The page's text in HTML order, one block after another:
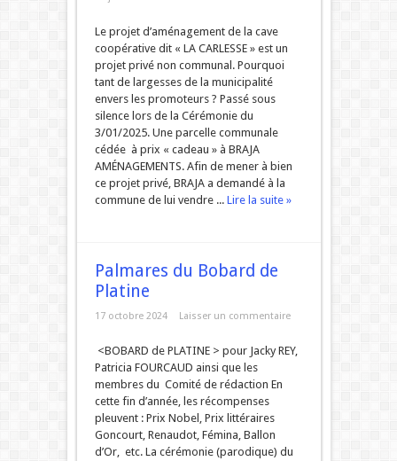
Le projet d’aménagement de la cave
coopérative dit « LA CARLESSE » est un
projet privé non communal. Pourquoi
tant de largesses de la municipalité
envers les promoteurs ? Passé sous
silence lors de la Cérémonie du
3/01/2025. Une parcelle communale
cédée à prix « cadeau » à BRAJA
AMÉNAGEMENTS. Afin de mener à bien
ce projet privé, BRAJA a demandé à la
commune de lui vendre ... Lire la suite »
Palmares du Bobard de
Platine
17 octobre 2024 Laisser un commentaire
<BOBARD de PLATINE > pour Jacky REY,
Patricia FOURCAUD ainsi que les
membres du Comité de rédaction En
cette fin d’année, les récompenses
pleuvent : Prix Nobel, Prix littéraires
Goncourt, Renaudot, Fémina, Ballon
d’Or, etc. La cérémonie (parodique) du